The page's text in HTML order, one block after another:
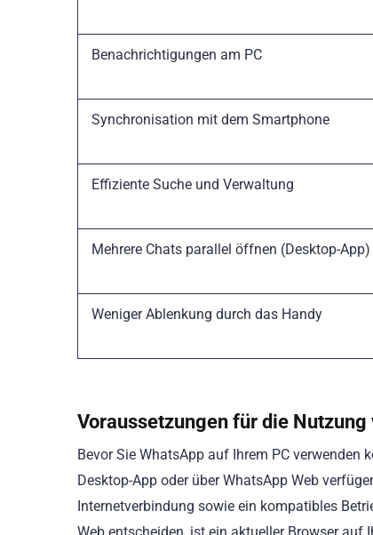
Benachrichtigungen am PC
Synchronisation mit dem Smartphone
Effiziente Suche und Verwaltung
Mehrere Chats parallel öffnen (Desktop-App)
Weniger Ablenkung durch das Handy
Voraussetzungen für die Nutzung
Bevor Sie WhatsApp auf Ihrem PC verwenden
Desktop-App oder über WhatsApp Web
Internetverbindung sowie ein kompatibles
Web entscheiden, ist ein aktueller Browser